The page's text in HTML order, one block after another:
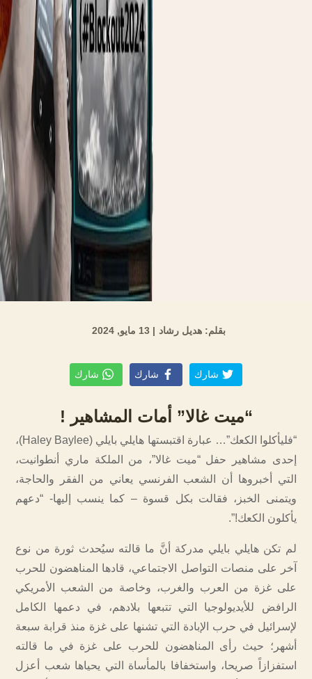
بقلم: هديل رشاد | 13 مايو, 2024
شارك شارك شارك
“ميت غالا” أمات المشاهير !
“فليأكلوا الكعك”… عبارة اقتبستها هايلي بايلي (Haley Baylee)،
إحدى مشاهير حفل “ميت غالا”، من الملكة ماري أنطوانيت،
التي أخبروها أن الشعب الفرنسي يعاني من الفقر والحاجة،
ويتمنى الخبز، فقالت بكل قسوة – كما ينسب إليها- “دعهم
يأكلون الكعك!”.
لم تكن هايلي بايلي مدركة أنَّ ما قالته سيُحدث ثورة من نوع
آخر على منصات التواصل الاجتماعي، قادها المناهضون للحرب
على غزة من العرب والغرب، وخاصة من الشعب الأمريكي
الرافض للأيديولوجيا التي تتبعها بلادهم، في دعمها الكامل
لإسرائيل في حرب الإبادة التي تشنها على غزة منذ قرابة سبعة
أشهر؛ حيث رأى المناهضون للحرب على غزة في ما قالته
استفزازاً صريحا، واستخفافا بالمأساة التي يحياها شعب أعزل